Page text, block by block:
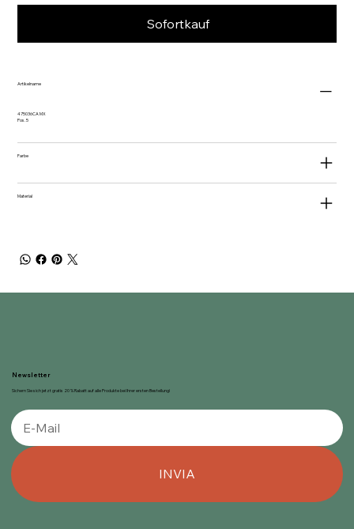
Sofortkauf
Artikelname
475036CA MX
Pos. 5
Farbe
Material
Newsletter
Sichern Sie sich jetzt gratis 20 % Rabatt auf alle Produkte bei Ihrer ersten Bestellung!
INVIA